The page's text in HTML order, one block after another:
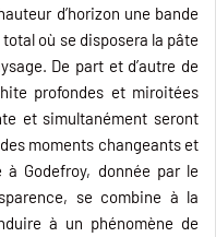
d’horizon une bande
où se disposera la pâte
De part et d’autre de
profondes et miroitées
et simultanément seront
moments changeants et
Godefroy, donnée par le
se combine à la
à un phénomène de